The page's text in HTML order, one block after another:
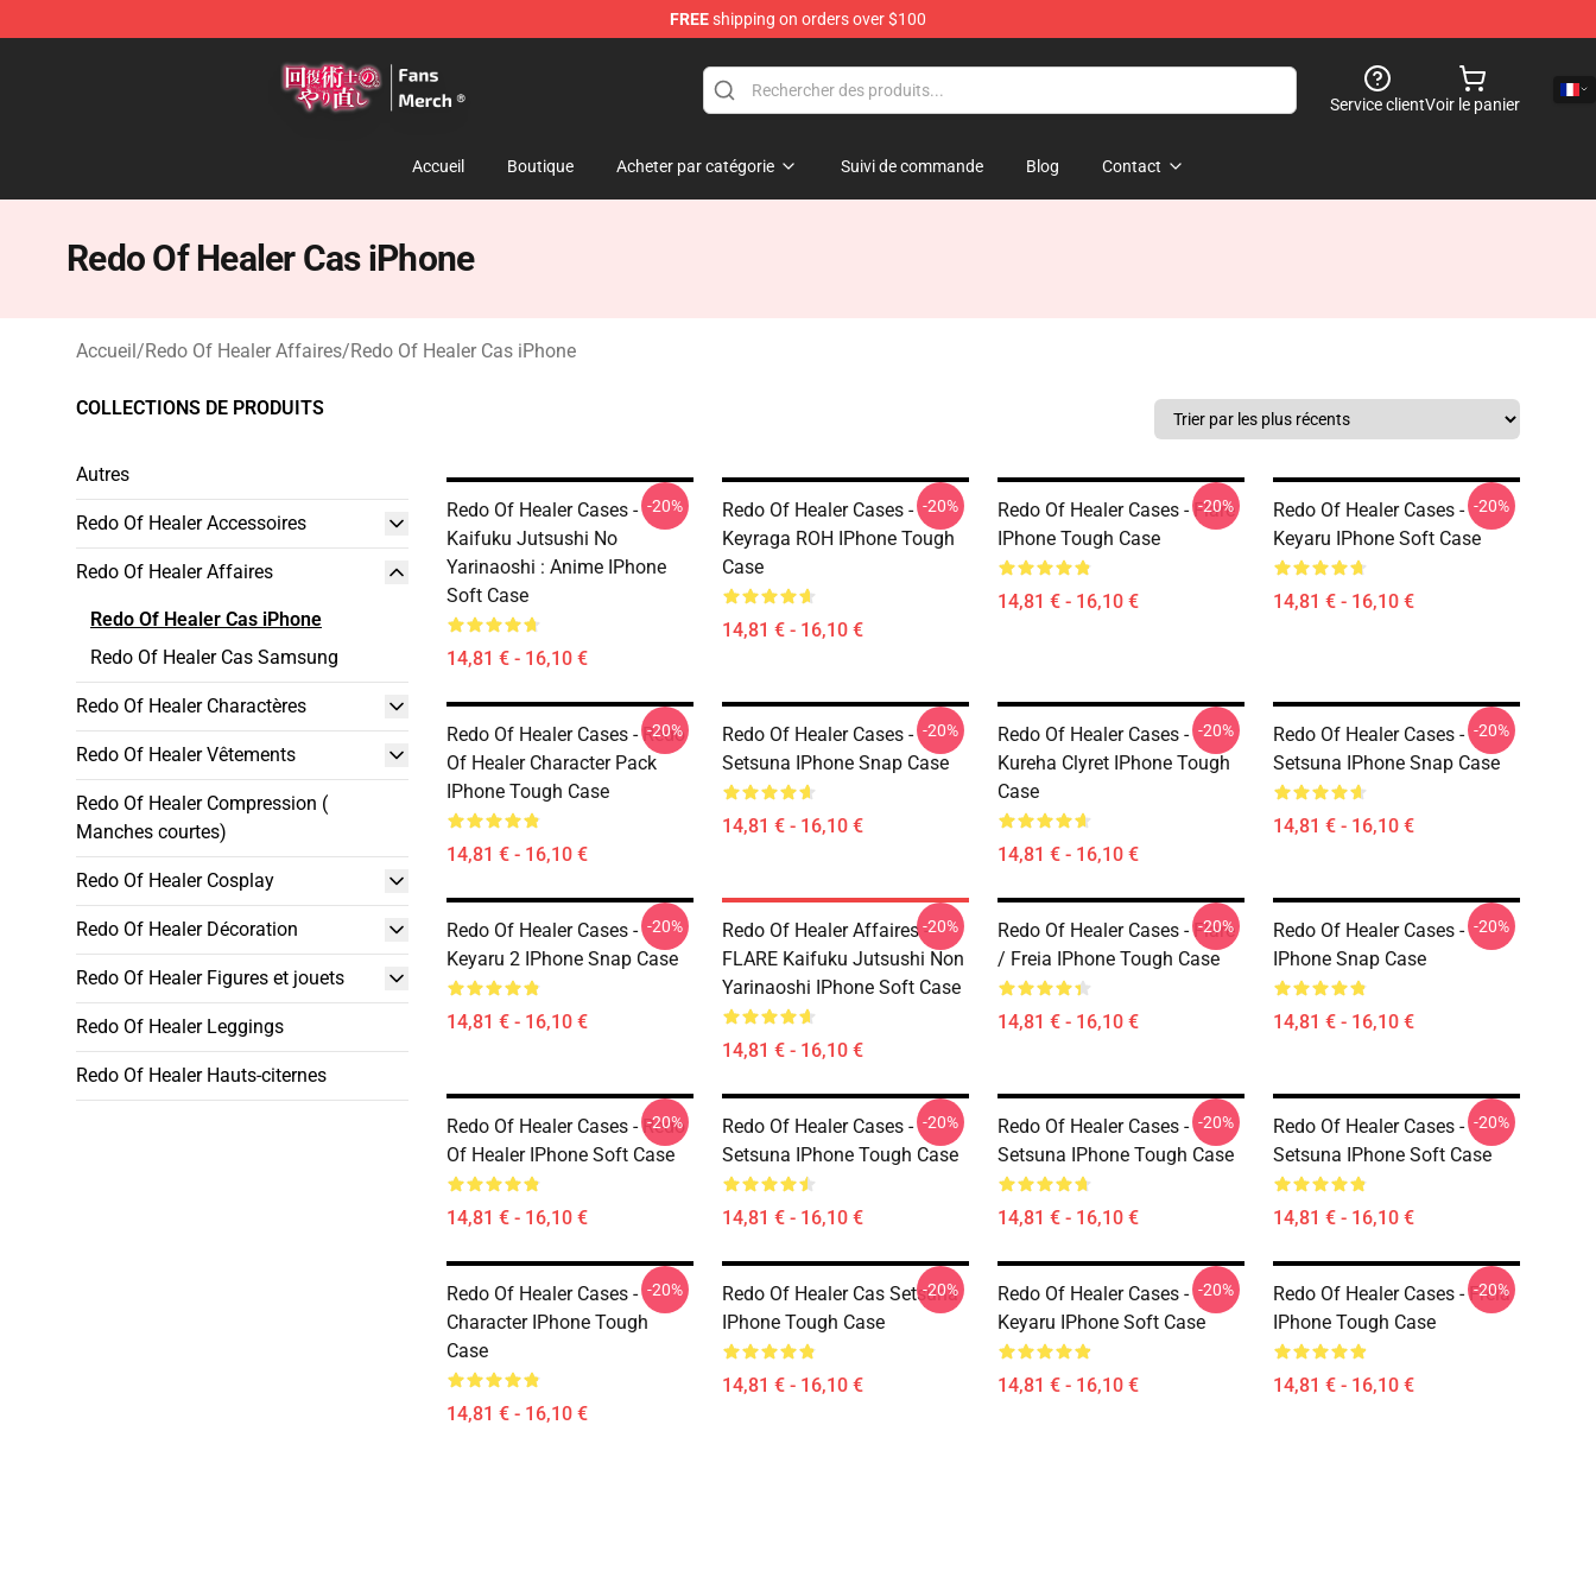
FREEshipping on orders over $100
Service clientVoir le panier
Accueil Boutique Acheter par catégorie Suivi de commande Blog Contact
Redo Of Healer Cas iPhone
Accueil/Redo Of Healer Affaires/Redo Of Healer Cas iPhone
COLLECTIONS DE PRODUITS
Autres
Redo Of Healer Accessoires
Redo Of Healer Affaires
Redo Of Healer Cas iPhone
Redo Of Healer Cas Samsung
Redo Of Healer Charactères
Redo Of Healer Vêtements
Redo Of Healer Compression (
Manches courtes)
Redo Of Healer Cosplay
Redo Of Healer Décoration
Redo Of Healer Figures et jouets
Redo Of Healer Leggings
Redo Of Healer Hauts-citernes
Redo Of Healer Cases -
Kaifuku Jutsushi No
Yarinaoshi : Anime IPhone
Soft Case
14,81 € - 16,10 €
-20%
Redo Of Healer Cases -
Keyraga ROH IPhone Tough
Case
14,81 € - 16,10 €
-20%
Redo Of Healer Cases - Flare
IPhone Tough Case
14,81 € - 16,10 €
-20%
Redo Of Healer Cases -
Keyaru IPhone Soft Case
14,81 € - 16,10 €
-20%
Redo Of Healer Cases - Redo
Of Healer Character Pack
IPhone Tough Case
14,81 € - 16,10 €
-20%
Redo Of Healer Cases -
Setsuna IPhone Snap Case
14,81 € - 16,10 €
-20%
Redo Of Healer Cases -
Kureha Clyret IPhone Tough
Case
14,81 € - 16,10 €
-20%
Redo Of Healer Cases -
Setsuna IPhone Snap Case
14,81 € - 16,10 €
-20%
Redo Of Healer Cases -
Keyaru 2 IPhone Snap Case
14,81 € - 16,10 €
-20%
Redo Of Healer Affaires -
FLARE Kaifuku Jutsushi Non
Yarinaoshi IPhone Soft Case
14,81 € - 16,10 €
-20%
Redo Of Healer Cases - Flare
/ Freia IPhone Tough Case
14,81 € - 16,10 €
-20%
Redo Of Healer Cases -
IPhone Snap Case
14,81 € - 16,10 €
-20%
Redo Of Healer Cases - Redo
Of Healer IPhone Soft Case
14,81 € - 16,10 €
-20%
Redo Of Healer Cases -
Setsuna IPhone Tough Case
14,81 € - 16,10 €
-20%
Redo Of Healer Cases -
Setsuna IPhone Tough Case
14,81 € - 16,10 €
-20%
Redo Of Healer Cases -
Setsuna IPhone Soft Case
14,81 € - 16,10 €
-20%
Redo Of Healer Cases -
Character IPhone Tough
Case
14,81 € - 16,10 €
-20%
Redo Of Healer Cas Setsuna
IPhone Tough Case
14,81 € - 16,10 €
-20%
Redo Of Healer Cases -
Keyaru IPhone Soft Case
14,81 € - 16,10 €
-20%
Redo Of Healer Cases - Freia
IPhone Tough Case
14,81 € - 16,10 €
-20%